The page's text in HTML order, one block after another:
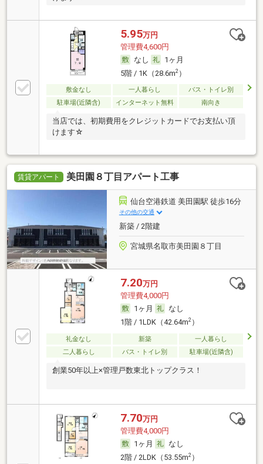
5.95万円
管理費4,600円
なし
1ヶ月
5階 / 1K（28.6m2）
敷金なし 一人暮らし
バス・トイレ別
駐車場(近隣含)
インターネット無料 南向き
当店では、初期費用をクレジットカードでお支払い頂
けます☆
賃貸アパート 美田園８丁目アパート工事
仙台空港鉄道 美田園駅 徒歩16分
その他の交通
新築 / 2階建
宮城県名取市美田園８丁目
7.20万円
管理費4,000円
1ヶ月
なし
1階 / 1LDK（42.64m2）
礼金なし 新築
一人暮らし
二人暮らし
バス・トイレ別 駐車場(近隣含)
創業50年以上×管理戸数東北トップクラス！
7.70万円
管理費4,000円
1ヶ月
なし
2階 / 2LDK（53.55m2）